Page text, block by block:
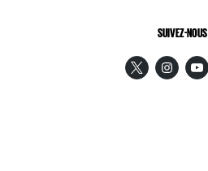
SUIVEZ-NOUS